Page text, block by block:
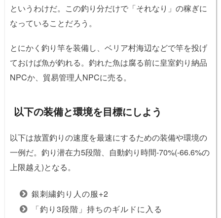
というわけだ。この釣り分だけで「それなり」の稼ぎに
なっていることだろう。
とにかく釣り竿を装備し、ベリア村海辺などで竿を投げ
ておけば魚が釣れる。釣れた魚は腐る前に皇室釣り納品
NPCか、貿易管理人NPCに売る。
以下の装備と環境を目標にしよう
以下は放置釣りの速度を最速にするための装備や環境の
一例だ。釣り潜在力5段階、自動釣り時間-70%(-66.6%の
上限越え)となる。
銀刺繍釣り人の服+2
「釣り3段階」持ちのギルドに入る